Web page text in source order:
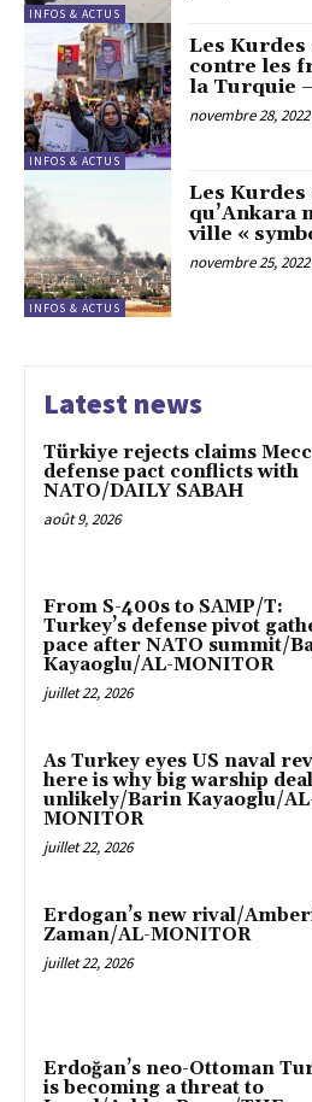
INFOS & ACTUS
INFOS & ACTUS
Les
contre les
la Turquie
novembre 28, 2022
INFOS & ACTUS
Les
qu’Ankara
ville «
novembre 25, 2022
Latest news
Türkiye rejects claims
defense pact conflicts with
NATO/DAILY SABAH
août 9, 2026
From S-400s to SAMP/T:
Turkey’s defense pivot
pace after NATO summit/
Kayaoglu/AL-MONITOR
juillet 22, 2026
As Turkey eyes US naval
here is why big warship
unlikely/Barin Kayaoglu/
MONITOR
juillet 22, 2026
Erdogan’s new rival/
Zaman/AL-MONITOR
juillet 22, 2026
Erdoğan’s neo-Ottoman
is becoming a threat to